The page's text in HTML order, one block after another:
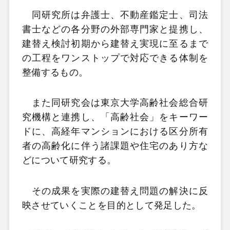
同研究所は弁護士、不動産鑑定士、司法
書士などの各分野の外部専門家と提携し、
建替え検討初期から建替え実現に至るまで
の工程をワンストップで対応できる体制を
整備するもの。
また同研究会は東京大学高齢社会総合研
究機構と連携し、「高齢社会」をキーワー
ドに、高経年マンションにおける区分所有
者の高齢化に伴う諸課題や住宅のあり方な
どについて研究する。
その成果を実際の建替え問題の解決に反
映させていくことを目的として発足した。